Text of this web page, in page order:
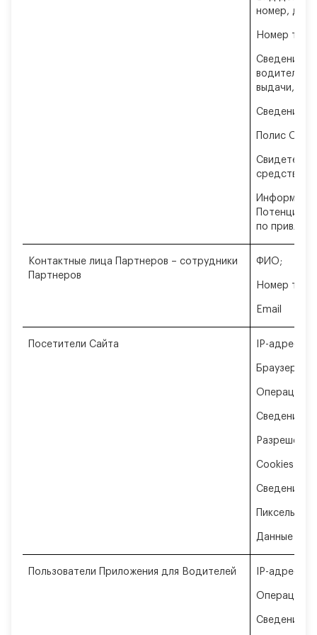
номер,
Номер
Сведения
выдачи,
Сведения
Полис
средства;
по
Контактные лица Партнеров – сотрудники
Партнеров
ФИО;
Номер
Email
Посетители Сайта IP-адрес;
Браузер;
Сведения
Cookies;
Сведения о
Пиксельные
Данные об
Пользователи Приложения для Водителей IP-адрес;
Сведения